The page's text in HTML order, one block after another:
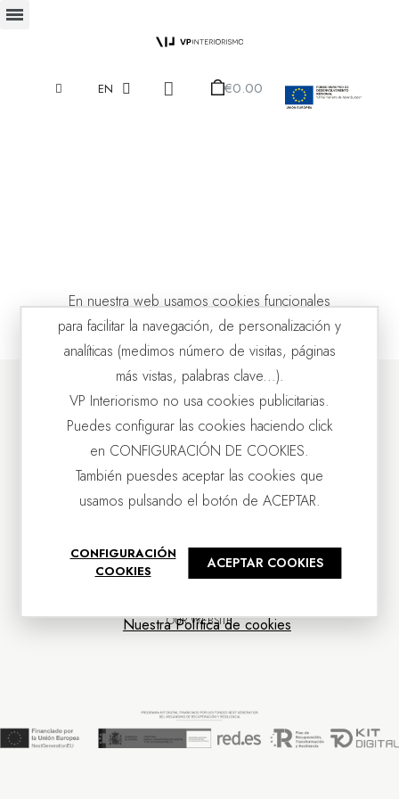
EN €0.00
OUR COMPANY
CUSTOMER SERVICE
OUR WEBSITE
En nuestra web usamos cookies funcionales
para facilitar la navegación, de personalización y
analíticas (medimos número de visitas, páginas
más vistas, palabras clave...).
VP Interiorismo no usa cookies publicitarias.
Puedes configurar las cookies haciendo click
en CONFIGURACIÓN DE COOKIES.
También puesdes aceptar las cookies que
usamos pulsando el botón de ACEPTAR.
CONFIGURACIÓN
COOKIES
ACEPTAR COOKIES
Nuestra Política de cookies